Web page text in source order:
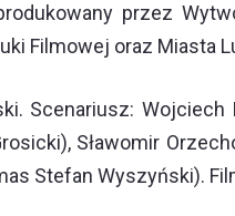
przez
Filmowej oraz Miasta
Scenariusz:
Sławomir
Stefan Wyszyński).